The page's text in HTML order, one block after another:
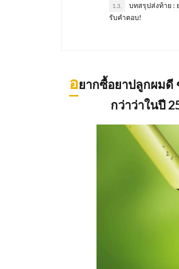
1.3.
บทสรุปส่งท้าย :
รับคำตอบ!
อยากซื้อยาปลูกผมดี
กว่าว่าในปี